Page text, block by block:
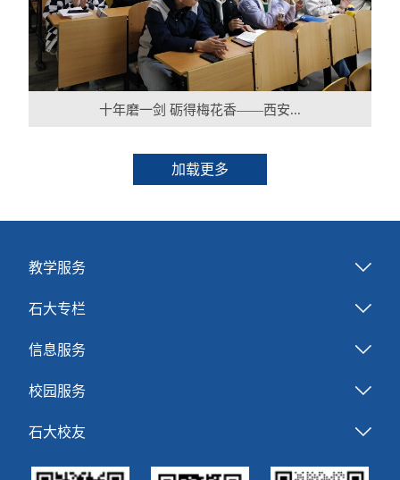
十年磨一剑 砺得梅花香——西安...
加载更多
教学服务
石大专栏
信息服务
校园服务
石大校友